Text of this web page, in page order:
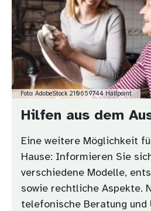
Foto: AdobeStock 210659744 Halfpoint
Hilfen aus dem
Eine weitere Möglichkeit
Hause: Informieren Sie
verschiedene Modelle,
sowie rechtliche Aspekte.
telefonische Beratung und